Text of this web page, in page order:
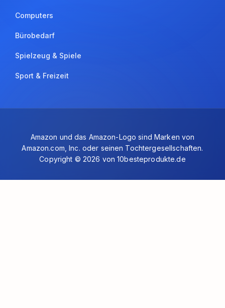
Computers
Bürobedarf
Spielzeug & Spiele
Sport & Freizeit
Amazon und das Amazon-Logo sind Marken von
Amazon.com, Inc. oder seinen Tochtergesellschaften.
Copyright © 2026 von 10besteprodukte.de